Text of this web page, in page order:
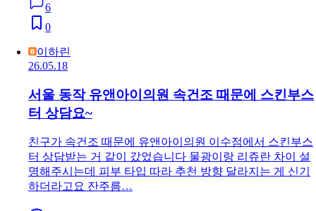
6
0
이하린
26.05.18
서울 동작 유앤아이의원 속건조 때문에 스킨부스
터 상담요~
친구가 속건조 때문에 유앤아이의원 이수점에서 스킨부스
터 상담받는 거 같이 갔었습니다 물광이랑 리쥬란 차이 설
명해주시는데 피부 타입 따라 추천 방향 달라지는 게 신기
하더라고요 잔주름…